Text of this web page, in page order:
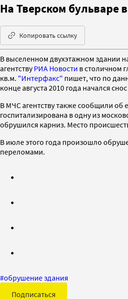
На Тверском бульваре
Копировать ссылку
В выселенном двухэтажном здании
агентствуРИА Новости в столичном
кв.м. "Интерфакс" пишет, что по
конце августа 2010 года начался
В МЧС агентству также сообщили об
госпитализирована в одну из
обрушился карниз. Место
В июле этого года произошло
переломами.
#обрушение здания
Подписаться